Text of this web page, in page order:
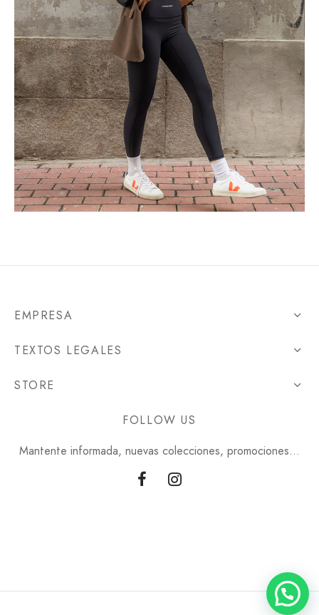
EMPRESA
TEXTOS LEGALES
STORE
FOLLOW US
Mantente informada, nuevas colecciones, promociones...